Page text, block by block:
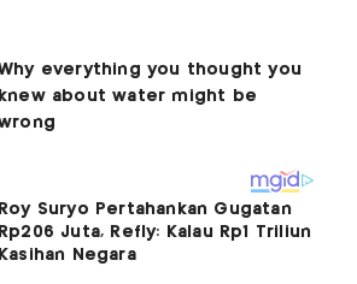
Roy Suryo Pertahankan Gugatan
Rp206 Juta, Refly: Kalau Rp1 Triliun
Kasihan Negara